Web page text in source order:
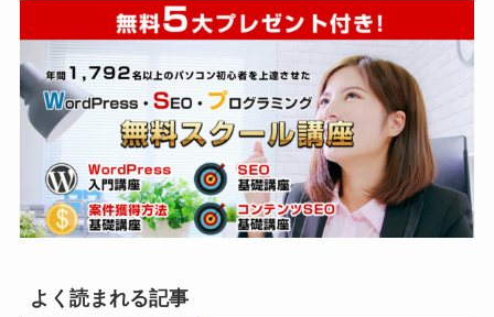
よく読まれる記事